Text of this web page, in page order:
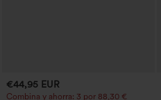
€44,95 EUR
Combina y ahorra: 3 por 88,30 €